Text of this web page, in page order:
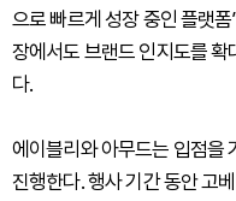
으로 빠르게 성장 중인 플랫
장에서도 브랜드 인지도를 확
다.
에이블리와 아무드는 입점을
진행한다. 행사 기간 동안 고